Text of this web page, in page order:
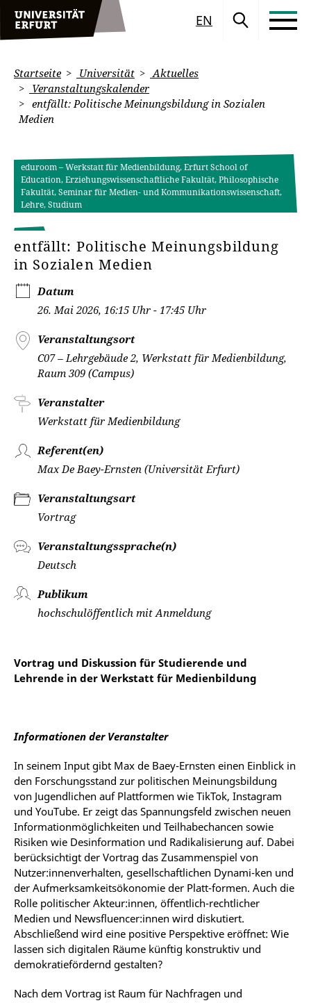
EN
Startseite Universität
Aktuelles
Veranstaltungskalender
entfällt: Politische Meinungsbildung in Sozialen
Medien
eduroom – Werkstatt für Medienbildung, Erfurt School of
Education, Erziehungswissenschaftliche Fakultät, Philosophische
Fakultät, Seminar für Medien- und Kommunikationswissenschaft,
Lehre, Studium
entfällt: Politische Meinungsbildung
in Sozialen Medien
Datum
26. Mai 2026, 16:15 Uhr - 17:45 Uhr
Veranstaltungsort
C07 – Lehrgebäude 2, Werkstatt für Medienbildung,
Raum 309 (Campus)
Veranstalter
Werkstatt für Medienbildung
Referent(en)
Max De Baey-Ernsten (Universität Erfurt)
Veranstaltungsart
Vortrag
Veranstaltungssprache(n)
Deutsch
Publikum
hochschulöffentlich mit Anmeldung
Vortrag und Diskussion für Studierende und
Lehrende in der Werkstatt für Medienbildung
Informationen der Veranstalter
In seinem Input gibt Max de Baey-Ernsten einen Einblick in
den Forschungsstand zur politischen Meinungsbildung
von Jugendlichen auf Plattformen wie TikTok, Instagram
und YouTube. Er zeigt das Spannungsfeld zwischen neuen
Informationmöglichkeiten und Teilhabechancen sowie
Risiken wie Desinformation und Radikalisierung auf. Dabei
berücksichtigt der Vortrag das Zusammenspiel von
Nutzer:innenverhalten, gesellschaftlichen Dynami-ken und
der Aufmerksamkeitsökonomie der Platt-formen. Auch die
Rolle politischer Akteur:innen, öffentlich-rechtlicher
Medien und Newsfluencer:innen wird diskutiert.
Abschließend wird eine positive Perspektive eröffnet: Wie
lassen sich digitalen Räume künftig konstruktiv und
demokratiefördernd gestalten?
Nach dem Vortrag ist Raum für Nachfragen und